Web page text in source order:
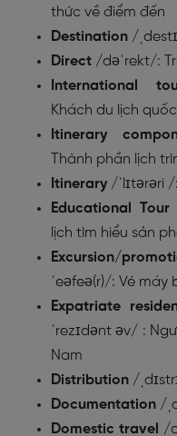
thức về điểm đến
Destination /
Direct /dəˈrekt/:
International
Khách du lịch
Itinerary
Thành phần lịch
Itinerary /ˈlɪtərəri /
Educational Tour
lịch tìm hiểu sản
Excursion/
ˈeəfeə(r)/: Vé máy
Expatriate
ˈrezɪdənt əv/ :
Nam
Distribution /
Documentation /
Domestic travel /